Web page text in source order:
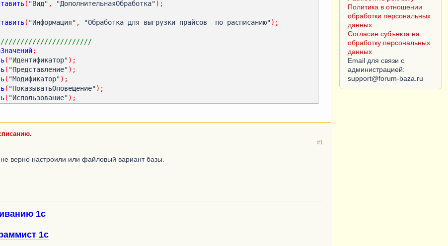
( "Вид" , "ДополнительнаяОбработка");
( "Информация" , "Обработка для выгрузки прайсов  по расписанию");
/////////////////////////
;
( "Идентификатор");
( "Представление");
( "Модификатор");
( "ПоказыватьОповещение");
( "Использование");
= "ВыгрузитьПрайсы";
= "ВыгрузитьПрайсы"
= "Истина";
#1
верно настроили или файловый вариант базы.
1с
1с
Политика в отношении
обработки персональных
данных
Согласие субъекта на
обработку персональных
данных
Email для связи с
администрацией: